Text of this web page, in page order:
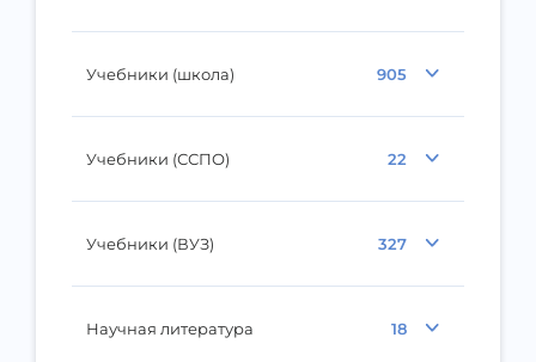
Учебники (школа) 905
Учебники (ССПО) 22
Учебники (ВУЗ) 327
Научная литература 18